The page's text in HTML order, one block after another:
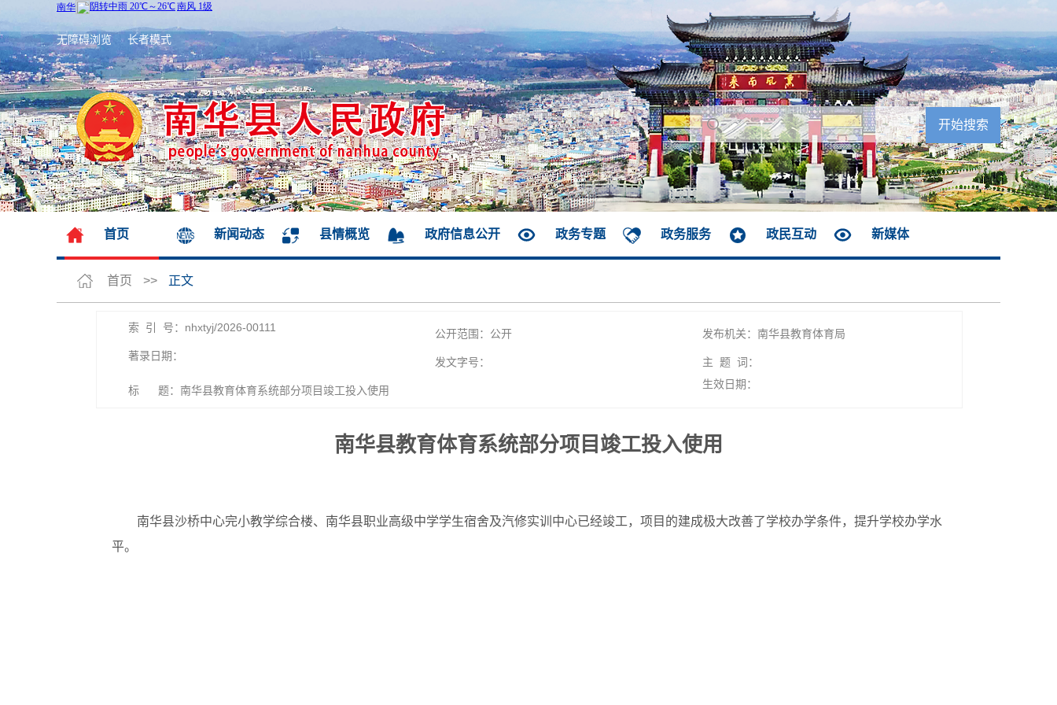
无障碍浏览 长者模式
首页 新闻动态 县情概览 政府信息公开 政务专题 政务服务 政民互动 新媒体
首页 >> 正文
索 引 号：nhxtyj/2026-00111 公开范围：公开
发布机关：南华县教育体育局
著录日期：
发文字号： 主 题 词：
标 题：南华县教育体育系统部分项目竣工投入使用 生效日期：
南华县教育体育系统部分项目竣工投入使用
南华县沙桥中心完小教学综合楼、南华县职业高级中学学生宿舍及汽修实训中心已经竣工，项目的建成极大改善了学校办学条件，提升学校办学水
平。